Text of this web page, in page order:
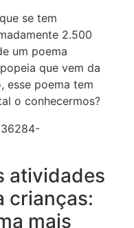
se tem
2.500
um poema
que vem da
esse poema tem
o conhecermos?
atividades
crianças:
mais